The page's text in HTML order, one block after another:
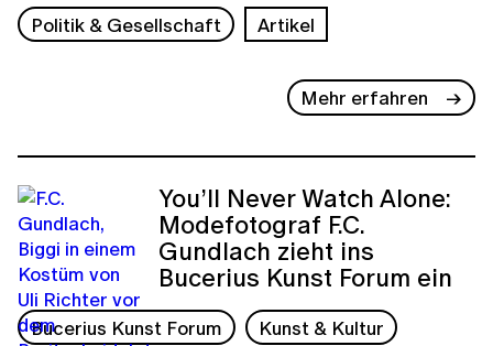
Politik & Gesellschaft
Artikel
Mehr erfahren
You’ll Never Watch Alone:
Modefotograf F.C.
Gundlach zieht ins
Bucerius Kunst Forum ein
Bucerius Kunst Forum
Kunst & Kultur